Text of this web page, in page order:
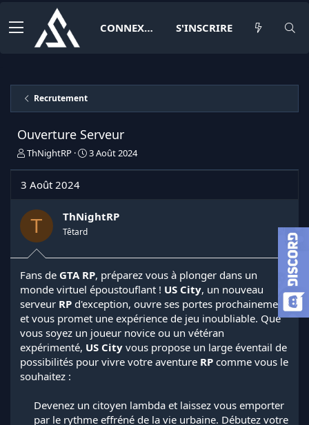
CONNEXION S'INSCRIRE
Recrutement
Ouverture Serveur
I
a
e
u
d
e
l
a
d
i
s
c
u
ThNightRP
D
e
d
t
3 Août 2024
3 Août 2024
T ThNightRP
Têtard
Fans de GTA RP, préparez vous à plonger dans un
monde virtuel époustouflant ! US City, un nouveau
serveur RP d'exception, ouvre ses portes prochainement
et vous promet une expérience de jeu inoubliable. Que
vous soyez un joueur novice ou un vétéran
expérimenté, US City vous propose un large éventail de
possibilités pour vivre votre aventure RP comme vous le
souhaitez :
Devenez un citoyen lambda et laissez vous emporter
par le rythme effréné de la vie urbaine. Débutez votre